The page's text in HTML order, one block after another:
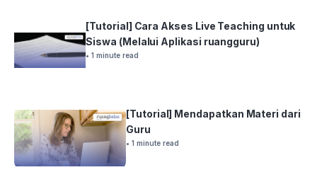
[Tutorial] Cara Akses Live Teaching untuk
Siswa (Melalui Aplikasi ruangguru)
• 1 minute read
[Tutorial] Mendapatkan Materi dari
Guru
• 1 minute read